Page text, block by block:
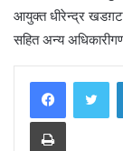
आयुक्त धीरेन्द्र
सहित अन्य
Print